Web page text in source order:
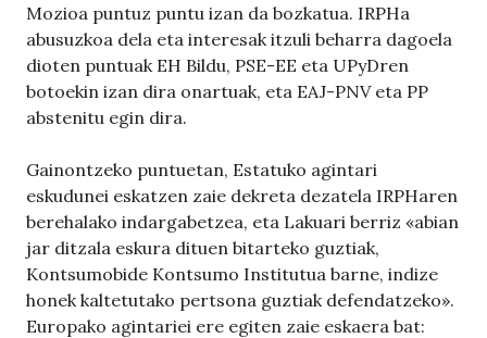
Mozioa puntuz puntu izan da bozkatua. IRPHa
abusuzkoa dela eta interesak itzuli beharra dagoela
dioten puntuak EH Bildu, PSE-EE eta UPyDren
botoekin izan dira onartuak, eta EAJ-PNV eta PP
abstenitu egin dira.
Gainontzeko puntuetan, Estatuko agintari
eskudunei eskatzen zaie dekreta dezatela IRPHaren
berehalako indargabetzea, eta Lakuari berriz «abian
jar ditzala eskura dituen bitarteko guztiak,
Kontsumobide Kontsumo Institutua barne, indize
honek kaltetutako pertsona guztiak defendatzeko».
Europako agintariei ere egiten zaie eskaera bat: